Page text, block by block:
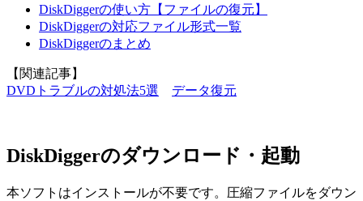
DiskDiggerの使い方【ファイルの復元】
DiskDiggerの対応ファイル形式一覧
DiskDiggerのまとめ
【関連記事】
DVDトラブルの対処法5選
データ復元
DiskDiggerのダウンロード・起動
本ソフトはインストールが不要です。圧縮ファイルをダウン